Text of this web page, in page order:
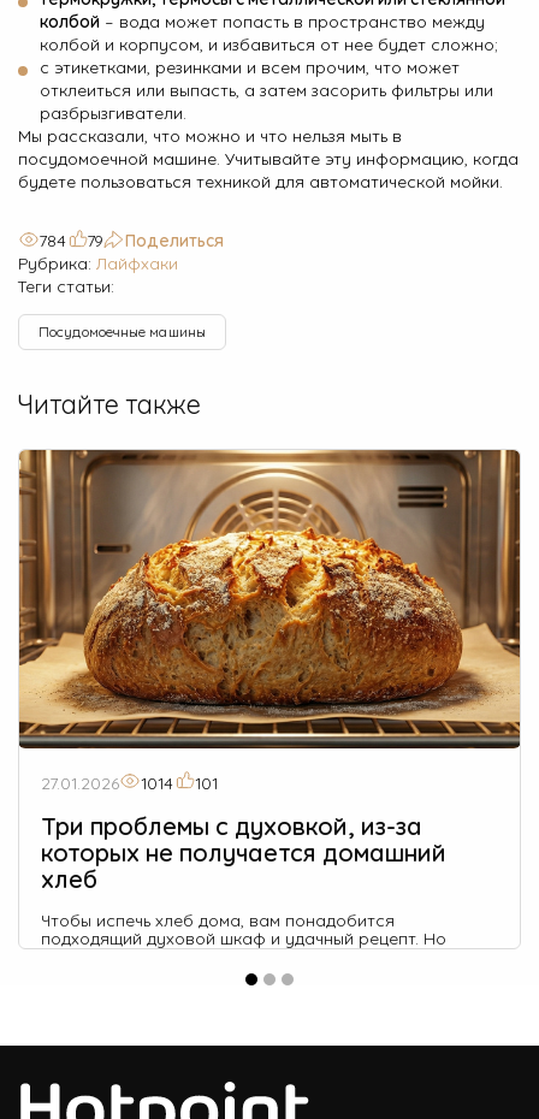
колбой – вода может попасть в пространство между
колбой и корпусом, и избавиться от нее будет сложно;
с этикетками, резинками и всем прочим, что может
отклеиться или выпасть, а затем засорить фильтры или
разбрызгиватели.
Мы рассказали, что можно и что нельзя мыть в
посудомоечной машине. Учитывайте эту информацию, когда
будете пользоваться техникой для автоматической мойки.
784 79
Поделиться
Рубрика: Лайфхаки
Теги статьи:
Посудомоечные машины
Читайте также
27.01.2026 1014 101
Три проблемы с духовкой, из-за
которых не получается домашний
хлеб
Чтобы испечь хлеб дома, вам понадобится
подходящий духовой шкаф и удачный рецепт. Но
результат все равно может разочаровать: хлеб не
поднимается, остается сырым внутри или
покрывается слишком твердой коркой.